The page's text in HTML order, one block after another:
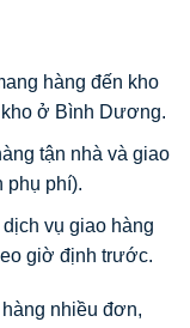
hàng đến kho
ở Bình Dương.
tận nhà và giao
phụ phí).
vụ giao hàng
giờ định trước.
nhiều đơn,